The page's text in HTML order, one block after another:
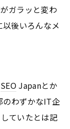
ガラッと変わ
後いろんなメ
SEO Japanとか
のわずかなIT企
ていたとは記